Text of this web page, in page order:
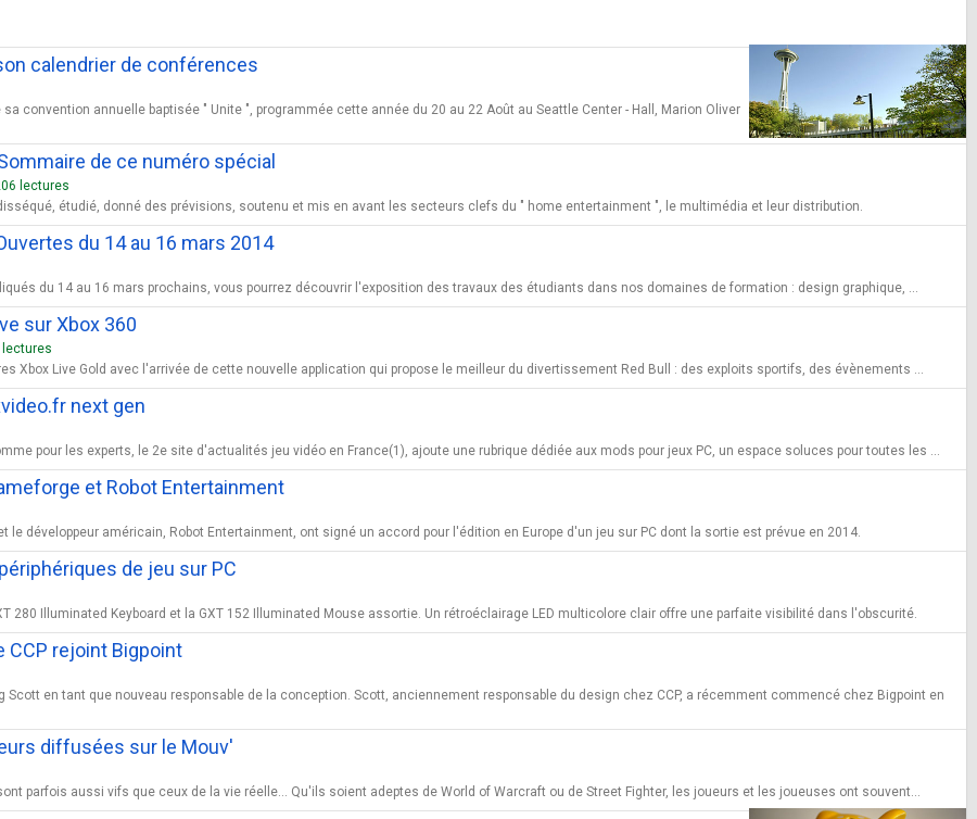
calendrier de conférences
convention annuelle baptisée " Unite ", programmée cette année du 20 au 22 Août au Seattle Center - Hall, Marion Oliver
de ce numéro spécial
lectures
étudié, donné des prévisions, soutenu et mis en avant les secteurs clefs du " home entertainment ", le multimédia et leur distribution.
du 14 au 16 mars 2014
du 14 au 16 mars prochains, vous pourrez découvrir l'exposition des travaux des étudiants dans nos domaines de formation : design graphique, ...
sur Xbox 360
lectures
Xbox Live Gold avec l'arrivée de cette nouvelle application qui propose le meilleur du divertissement Red Bull : des exploits sportifs, des évènements ...
next gen
pour les experts, le 2e site d'actualités jeu vidéo en France(1), ajoute une rubrique dédiée aux mods pour jeux PC, un espace soluces pour toutes les ...
et Robot Entertainment
le développeur américain, Robot Entertainment, ont signé un accord pour l'édition en Europe d'un jeu sur PC dont la sortie est prévue en 2014.
de jeu sur PC
280 Illuminated Keyboard et la GXT 152 Illuminated Mouse assortie. Un rétroéclairage LED multicolore clair offre une parfaite visibilité dans l'obscurité.
CCP rejoint Bigpoint
Scott en tant que nouveau responsable de la conception. Scott, anciennement responsable du design chez CCP, a récemment commencé chez Bigpoint en
diffusées sur le Mouv'
parfois aussi vifs que ceux de la vie réelle... Qu'ils soient adeptes de World of Warcraft ou de Street Fighter, les joueurs et les joueuses ont souvent...